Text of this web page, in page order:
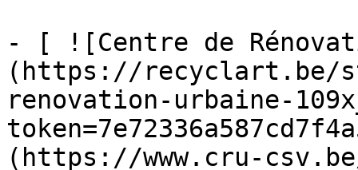
- [ ![Centre de
(https://recyclart.be/
renovation-urbaine-
(https://www.cru-